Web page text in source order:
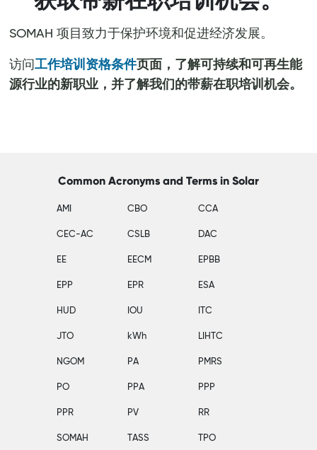
SOMAH 项目致力于保护环境和促进经济发展。
访问 工作培训资格条件页面，了解可持续和可再生能
源行业的新职业，并了解我们的带薪在职培训机会。
Common Acronyms and Terms in Solar
AMI CBO CCA
CEC-AC CSLB DAC
EE EECM EPBB
EPP EPR ESA
HUD IOU ITC
JTO kWh LIHTC
NGOM PA PMRS
PO PPA PPP
PPR PV RR
SOMAH TASS TPO